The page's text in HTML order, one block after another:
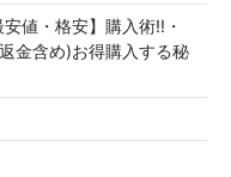
値・格安】購入術!!・
金含め)お得購入する秘